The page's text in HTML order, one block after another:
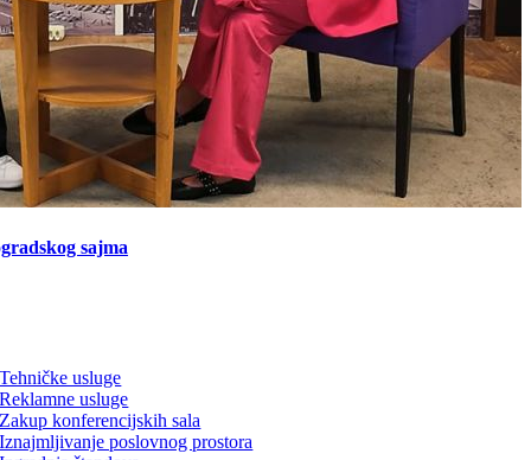
sajma
Tehničke usluge
Reklamne usluge
Zakup konferencijskih sala
Iznajmljivanje poslovnog prostora